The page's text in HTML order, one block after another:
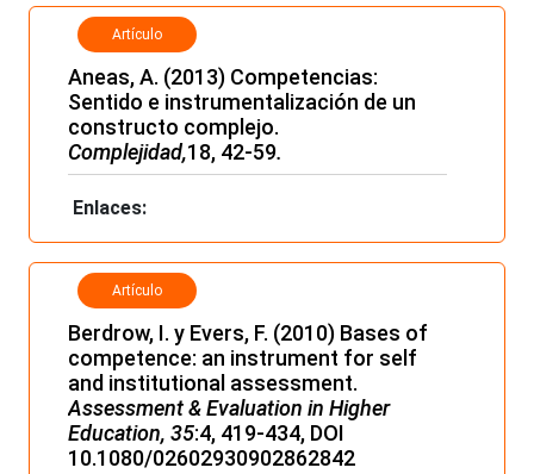
Artículo
Aneas, A. (2013) Competencias:
Sentido e instrumentalización de un
constructo complejo.
Complejidad,18, 42-59.
Enlaces:
Artículo
Berdrow, I. y Evers, F. (2010) Bases of
competence: an instrument for self
and institutional assessment.
Assessment & Evaluation in Higher
Education, 35:4, 419-434, DOI
10.1080/02602930902862842